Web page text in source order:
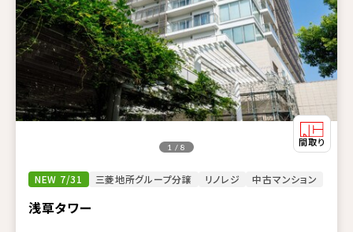
NEW 7/31 三菱地所グループ分譲 リノレジ 中古マンション
浅草タワー
1 / 8